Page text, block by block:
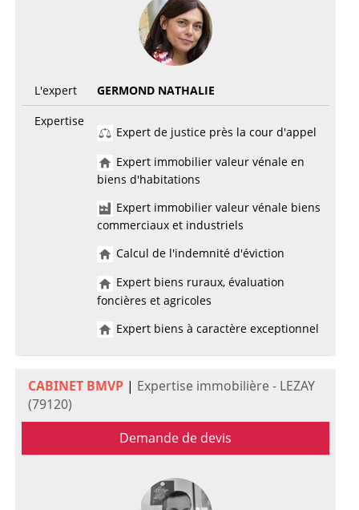
L'expert
GERMOND NATHALIE
Expertise
Expert de justice près la cour d'appel
Expert immobilier valeur vénale en
biens d'habitations
Expert immobilier valeur vénale biens
commerciaux et industriels
Calcul de l'indemnité d'éviction
Expert biens ruraux, évaluation
foncières et agricoles
Expert biens à caractère exceptionnel
CABINET BMVP| Expertise immobilière - LEZAY
(79120)
Demande de devis